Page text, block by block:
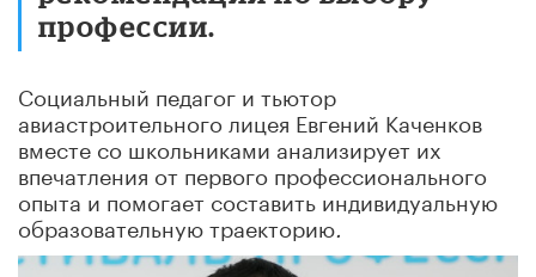
профессии.
Социальный педагог и тьютор
авиастроительного лицея Евгений Каченков
вместе со школьниками анализирует их
впечатления от первого профессионального
опыта и помогает составить индивидуальную
образовательную траекторию.